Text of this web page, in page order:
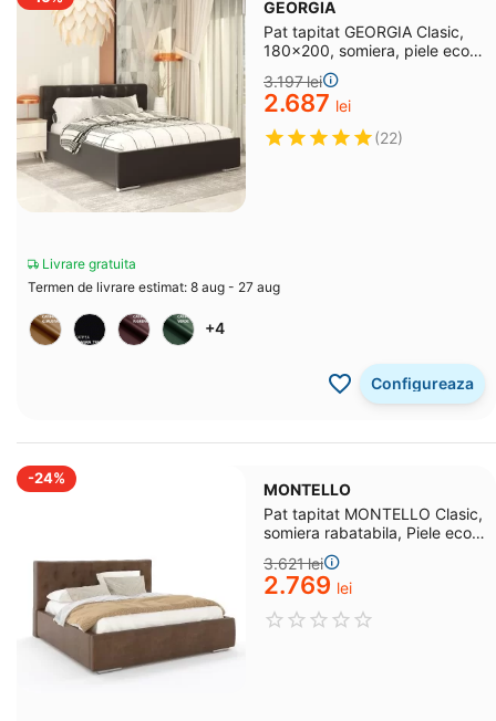
GEORGIA
Pat tapitat GEORGIA Clasic,
180x200, somiera, piele eco
3.197lei
2.687 lei
(22)
Livrare gratuita
Termen de livrare estimat: 8 aug - 27 aug
+4
Configureaza
-24%
MONTELLO
Pat tapitat MONTELLO Clasic,
somiera rabatabila, Piele eco
Caramiziu
3.621lei
2.769 lei